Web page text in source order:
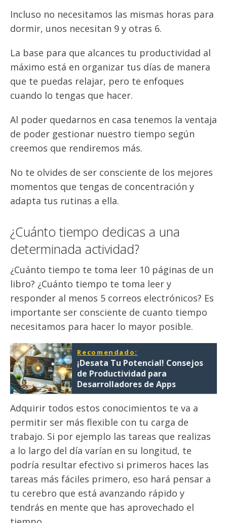
Incluso no necesitamos las mismas horas para
dormir, unos necesitan 9 y otras 6.
La base para que alcances tu productividad al
máximo está en organizar tus días de manera
que te puedas relajar, pero te enfoques
cuando lo tengas que hacer.
Al poder quedarnos en casa tenemos la ventaja
de poder gestionar nuestro tiempo según
creemos que rendiremos más.
No te olvides de ser consciente de los mejores
momentos que tengas de concentración y
adapta tus rutinas a ella.
¿Cuánto tiempo dedicas a una
determinada actividad?
¿Cuánto tiempo te toma leer 10 páginas de un
libro? ¿Cuánto tiempo te toma leer y
responder al menos 5 correos electrónicos? Es
importante ser consciente de cuanto tiempo
necesitamos para hacer lo mayor posible.
Recomendado:
¡Desata Tu Potencial! Consejos
de Productividad para
Desarrolladores de Apps
Adquirir todos estos conocimientos te va a
permitir ser más flexible con tu carga de
trabajo. Si por ejemplo las tareas que realizas
a lo largo del día varían en su longitud, te
podría resultar efectivo si primeros haces las
tareas más fáciles primero, eso hará pensar a
tu cerebro que está avanzando rápido y
tendrás en mente que has aprovechado el